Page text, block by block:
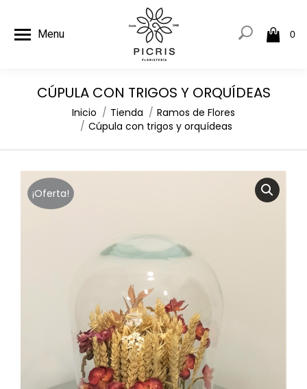
Menu 0
CÚPULA CON TRIGOS Y ORQUÍDEAS
Estás aquí:Inicio Tienda
Ramos de Flores
Cúpula con trigos y orquídeas
¡Oferta!